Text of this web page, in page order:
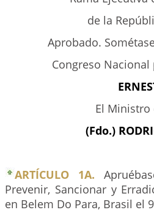
de la
Aprobado.
Congreso
El Ministro
(Fdo.)
ARTÍCULO 1A.
Prevenir, Sancionar y
en Belem Do Para, Brasil el